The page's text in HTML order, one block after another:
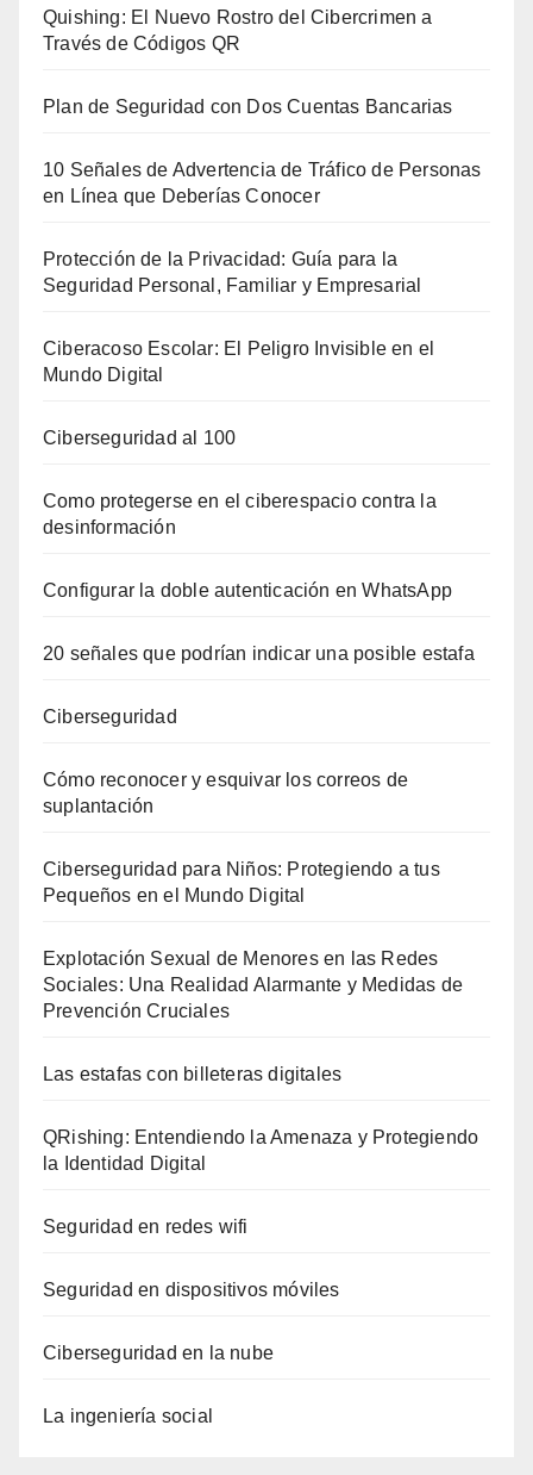
Quishing: El Nuevo Rostro del Cibercrimen a
Través de Códigos QR
Plan de Seguridad con Dos Cuentas Bancarias
10 Señales de Advertencia de Tráfico de Personas
en Línea que Deberías Conocer
Protección de la Privacidad: Guía para la
Seguridad Personal, Familiar y Empresarial
Ciberacoso Escolar: El Peligro Invisible en el
Mundo Digital
Ciberseguridad al 100
Como protegerse en el ciberespacio contra la
desinformación
Configurar la doble autenticación en WhatsApp
20 señales que podrían indicar una posible estafa
Ciberseguridad
Cómo reconocer y esquivar los correos de
suplantación
Ciberseguridad para Niños: Protegiendo a tus
Pequeños en el Mundo Digital
Explotación Sexual de Menores en las Redes
Sociales: Una Realidad Alarmante y Medidas de
Prevención Cruciales
Las estafas con billeteras digitales
QRishing: Entendiendo la Amenaza y Protegiendo
la Identidad Digital
Seguridad en redes wifi
Seguridad en dispositivos móviles
Ciberseguridad en la nube
La ingeniería social